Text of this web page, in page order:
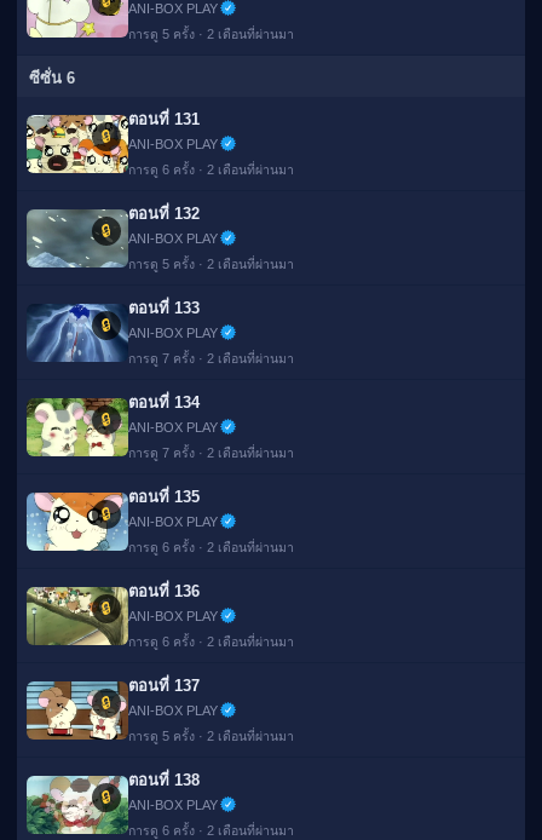
ANI-BOX PLAY
การดู 5 ครั้ง · 2 เดือนที่ผ่านมา
ซีซั่น 6
🔒
ตอนที่ 131
ANI-BOX PLAY
การดู 6 ครั้ง · 2 เดือนที่ผ่านมา
🔒
ตอนที่ 132
ANI-BOX PLAY
การดู 5 ครั้ง · 2 เดือนที่ผ่านมา
🔒
ตอนที่ 133
ANI-BOX PLAY
การดู 7 ครั้ง · 2 เดือนที่ผ่านมา
🔒
ตอนที่ 134
ANI-BOX PLAY
การดู 7 ครั้ง · 2 เดือนที่ผ่านมา
🔒
ตอนที่ 135
ANI-BOX PLAY
การดู 6 ครั้ง · 2 เดือนที่ผ่านมา
🔒
ตอนที่ 136
ANI-BOX PLAY
การดู 6 ครั้ง · 2 เดือนที่ผ่านมา
🔒
ตอนที่ 137
ANI-BOX PLAY
การดู 5 ครั้ง · 2 เดือนที่ผ่านมา
🔒
ตอนที่ 138
ANI-BOX PLAY
การดู 6 ครั้ง · 2 เดือนที่ผ่านมา